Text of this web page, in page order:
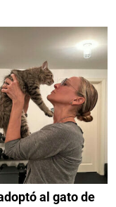
al gato de